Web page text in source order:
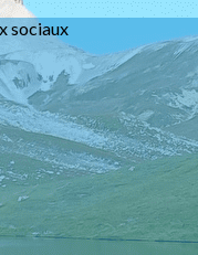
sociaux